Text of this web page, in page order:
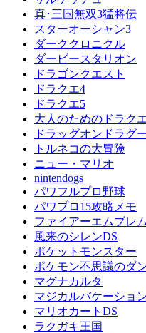
真･三国無双3猛将伝
スターオーシャン3
ダーククロニクル
ダービースタリオン
ドラゴンクエスト
ドラクエ4
ドラクエ5
大人のためのドラク
ドラッグオンドラグ
トルネコの大冒険
ニュー・マリオ
nintendogs
パワフルプロ野球
パワプロ15攻略メモ
ファイアーエムブレム
風来のシレンDS
ポケットモンスター
ポケモン不思議のダ
マグナカルタ
マジカルバケーショ
マリオカートDS
ラクガキ王国